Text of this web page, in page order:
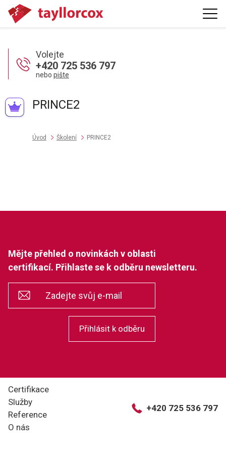
PRINCE2
Úvod Školení PRINCE2
Volejte
+420 725 536 797
nebo pište
Mějte přehled o novinkách v oblasti
certifikací. Přihlaste se k odběru newsletteru.
Zadejte svůj e-mail
Přihlásit k odběru
Certifikace
Služby
Reference
O nás
+420 725 536 797